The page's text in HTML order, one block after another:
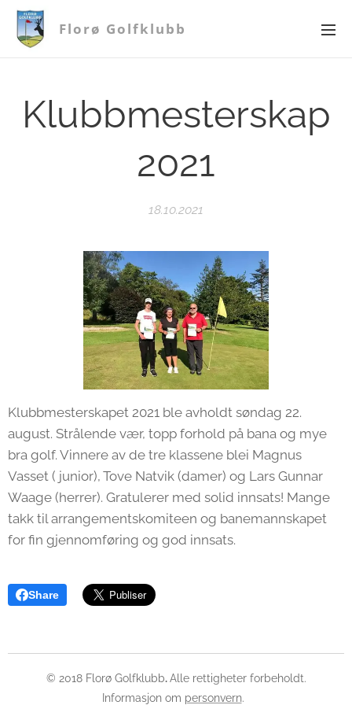
Florø Golfklubb
Klubbmesterskap
2021
18.10.2021
Klubbmesterskapet 2021 ble avholdt søndag 22.
august. Strålende vær, topp forhold på bana og mye
bra golf. Vinnere av de tre klassene blei Magnus
Vasset ( junior), Tove Natvik (damer) og Lars Gunnar
Waage (herrer). Gratulerer med solid innsats! Mange
takk til arrangementskomiteen og banemannskapet
for fin gjennomføring og god innsats.
Share
© 2018 Florø Golfklubb.Alle rettigheter forbeholdt.
Informasjon om personvern.